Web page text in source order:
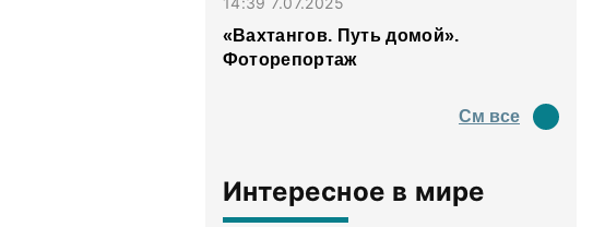
«Вахтангов. Путь домой».
Фоторепортаж
См все
Интересное в мире